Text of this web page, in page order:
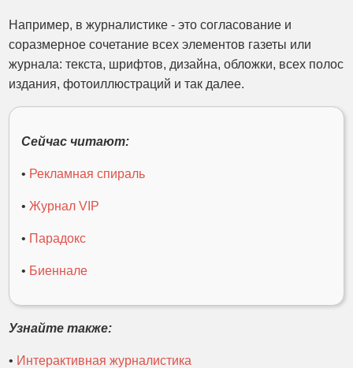
Например, в журналистике - это согласование и
соразмерное сочетание всех элементов газеты или
журнала: текста, шрифтов, дизайна, обложки, всех полос
издания, фотоиллюстраций и так далее.
Сейчас читают:
• Рекламная спираль
• Журнал VIP
• Парадокс
• Биеннале
Узнайте также:
• Интерактивная журналистика